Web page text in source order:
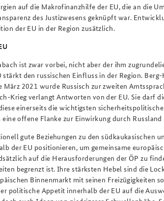
auf die Makrofinanzhilfe der EU, die an die
des Justizwesens geknüpft war.
der EU in der Region zusätzlich.
ist zwar vorbei, nicht aber der ihm
den russischen Einfluss in der Region.
2021 wurde Russisch zur zweiten
Krieg verlangt Antworten von der EU. Sie darf
einerseits die wichtigsten
offene Flanke zur Einwirkung durch
gute Beziehungen zu den südkaukasischen
der EU positionieren, um gemeinsame
auf die Herausforderungen der ÖP zu
begrenzt ist. Ihre stärksten Hebel sind die
Binnenmarkt mit seinen Freizügigkeiten
politische Appetit innerhalb der EU auf die